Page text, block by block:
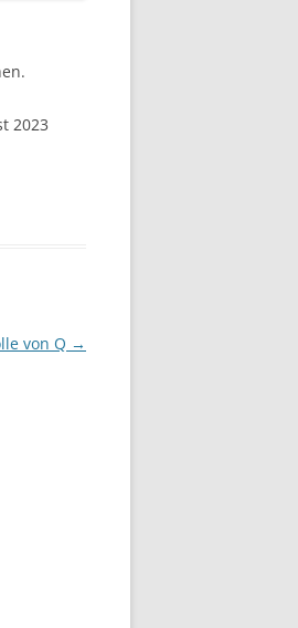
2023
von Q →